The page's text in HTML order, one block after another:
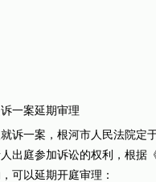
一案延期审理
一案，根河市人民法院定
出庭参加诉讼的权利，根据
可以延期开庭审理：